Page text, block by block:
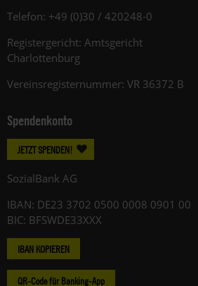
Telefon: +49 (0)30 / 420248-0
Registergericht: Amtsgericht
Charlottenburg
Vereinsregisternummer: VR 36372 B
Spendenkonto
JETZT SPENDEN!
SozialBank AG
IBAN: DE23 3702 0500 0008 0901 00
BIC: BFSWDE33XXX
IBAN KOPIEREN
QR-Code für Banking-App